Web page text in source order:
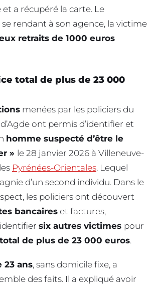
a récupéré la carte. Le
rendant à son agence, la victime
retraits de 1000 euros
total de plus de 23 000
menées par les policiers du
ont permis d’identifier et
homme suspecté d’être le
» le 28 janvier 2026 à Villeneuve-
Pyrénées-Orientales. Lequel
d’un second individu. Dans le
les policiers ont découvert
bancaires et factures,
six autres victimes pour
de plus de 23 000 euros.
23 ans, sans domicile fixe, a
des faits. Il a expliqué avoir